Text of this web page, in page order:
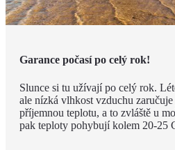
Garance počasí po celý rok!
Slunce si tu užívají po celý rok.
ale nízká vlhkost vzduchu
příjemnou teplotu, a to zvláště u
pak teploty pohybují kolem 20-25